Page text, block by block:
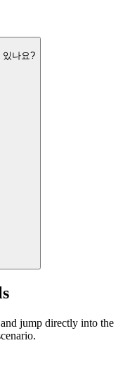
있나요?
jump directly into the